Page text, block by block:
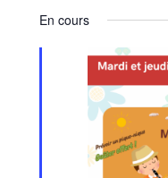
En cours